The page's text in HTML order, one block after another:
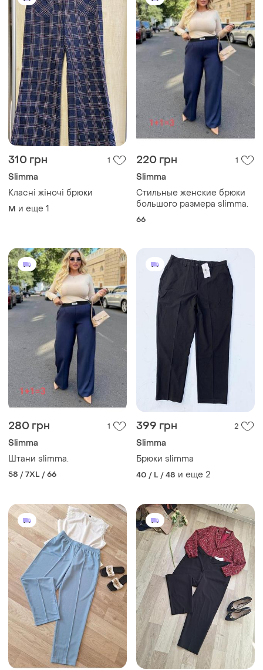
310 грн 1
Slimma
Класні жіночі брюки
M и еще 1
220 грн 1
Slimma
Стильные женские брюки
большого размера slimma.
66
280 грн 1
Slimma
Штани slimma.
58 / 7XL / 66
399 грн 2
Slimma
Брюки slimma
40 / L / 48 и еще 2